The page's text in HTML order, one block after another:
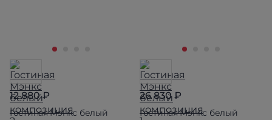
12 880 ₽
Гостиная Мэнкс белый
26 830 ₽
Гостиная Мэнкс белый